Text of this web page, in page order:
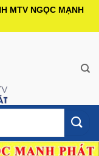
MTV NGỌC MẠNH